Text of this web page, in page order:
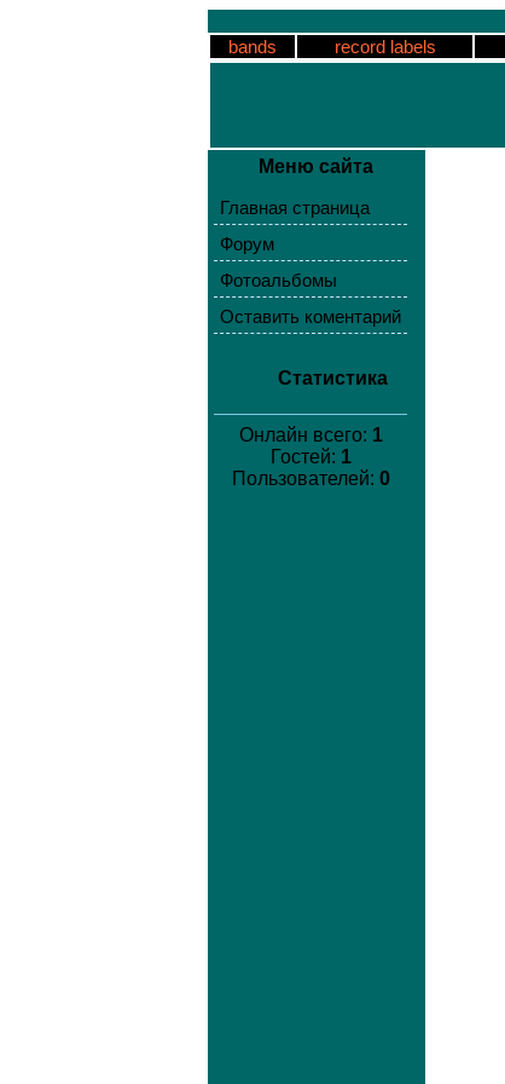
bands record labels
Меню сайта
Главная страница
Форум
Фотоальбомы
Оставить коментарий
Статистика
Онлайн всего: 1
Гостей: 1
Пользователей: 0